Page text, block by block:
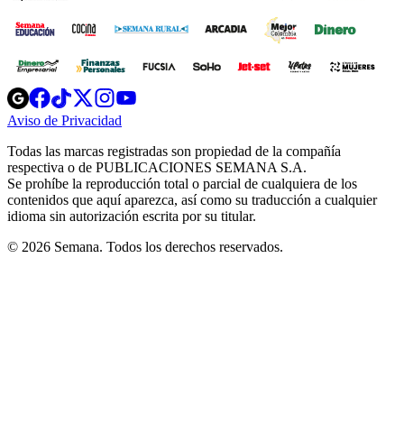
Opens
in
new
Opens
in
new
Opens
in
new
window
Opens
new
windowwindow
Aviso de Privacidad
new
window
Todas las marcas registradas son propiedad de la compañía
respectiva o de PUBLICACIONES SEMANA S.A.
Se prohíbe la reproducción total o parcial de cualquiera de los
contenidos que aquí aparezca, así como su traducción a cualquier
idioma sin autorización escrita por su titular.
© 2026 Semana. Todos los derechos reservados.